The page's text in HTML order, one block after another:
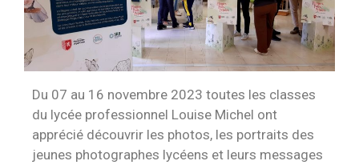
Du 07 au 16 novembre 2023 toutes les classes
du lycée professionnel Louise Michel ont
apprécié découvrir les photos, les portraits des
jeunes photographes lycéens et leurs messages